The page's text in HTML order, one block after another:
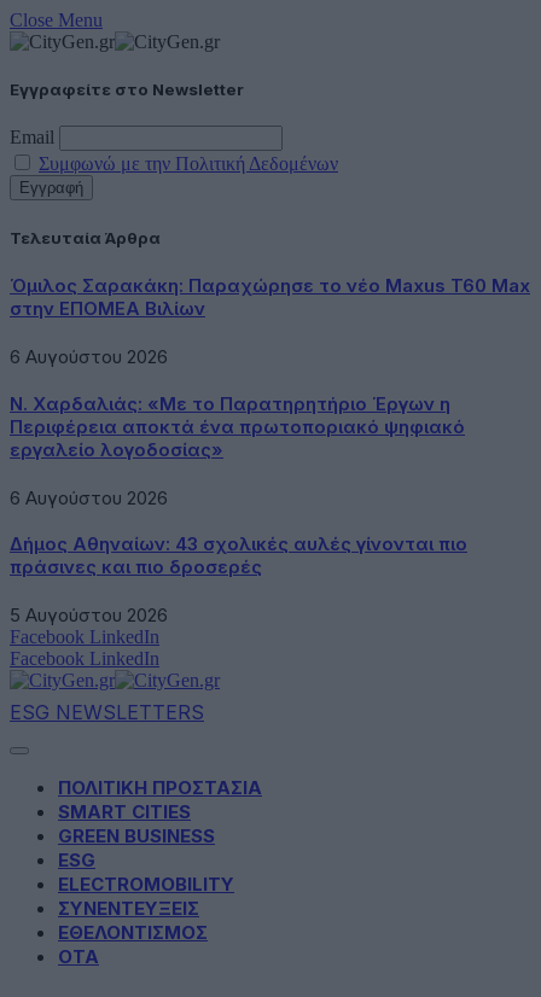
Close Menu
Εγγραφείτε στο Newsletter
Email
Συμφωνώ με την Πολιτική Δεδομένων
Τελευταία Άρθρα
Όμιλος Σαρακάκη: Παραχώρησε το νέο Maxus T60 Max
στην ΕΠΟΜΕΑ Βιλίων
6 Αυγούστου 2026
Ν. Χαρδαλιάς: «Με το Παρατηρητήριο Έργων η
Περιφέρεια αποκτά ένα πρωτοποριακό ψηφιακό
εργαλείο λογοδοσίας»
6 Αυγούστου 2026
Δήμος Αθηναίων: 43 σχολικές αυλές γίνονται πιο
πράσινες και πιο δροσερές
5 Αυγούστου 2026
Facebook LinkedIn
Facebook LinkedIn
ESG NEWSLETTERS
ΠΟΛΙΤΙΚΗ ΠΡΟΣΤΑΣΙΑ
SMART CITIES
GREEN BUSINESS
ESG
ELECTROMOBILITY
ΣΥΝΕΝΤΕΥΞΕΙΣ
ΕΘΕΛΟΝΤΙΣΜΟΣ
ΟΤΑ